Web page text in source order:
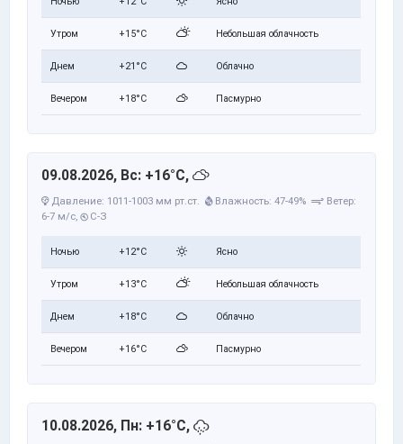
Утром +15°C Небольшая облачность
Днем +21°C Облачно
Вечером +18°C Пасмурно
09.08.2026, Вс: +16°C,
Давление: 1011-1003 мм рт.ст. Влажность: 47-49%
Ветер:
6-7 м/с, С-З
Ночью +12°C Ясно
Утром +13°C Небольшая облачность
Днем +18°C Облачно
Вечером +16°C Пасмурно
10.08.2026, Пн: +16°C,